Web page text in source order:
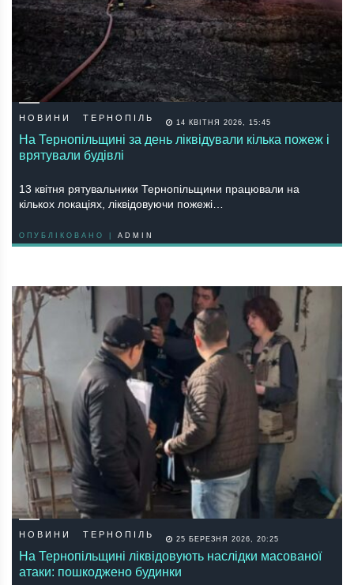
НОВИНИ ТЕРНОПІЛЬ 14 КВІТНЯ 2026, 15:45
На Тернопільщині за день ліквідували кілька пожеж і
врятували будівлі
13 квітня рятувальники Тернопільщини працювали на
кількох локаціях, ліквідовуючи пожежі…
ОПУБЛІКОВАНО | ADMIN
НОВИНИ ТЕРНОПІЛЬ 25 БЕРЕЗНЯ 2026, 20:25
На Тернопільщині ліквідовують наслідки масованої
атаки: пошкоджено будинки